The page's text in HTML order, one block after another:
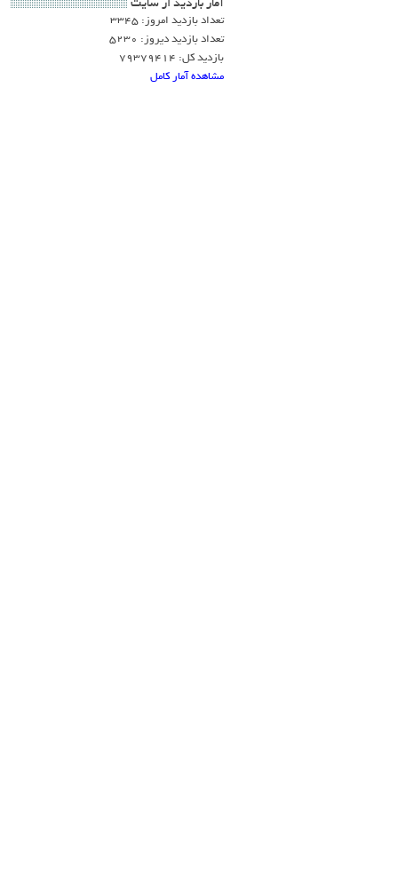
آمار بازديد از سايت
تعداد بازدید امروز: 3345
تعداد بازدید دیروز: 5230
بازدید کل: 79379414
مشاهده آمار کامل